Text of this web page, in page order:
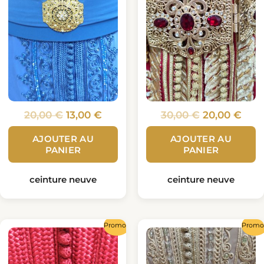
20,00€ 13,00 €
AJOUTER AU
PANIER
ceinture neuve
30,00€ 20,00 €
AJOUTER AU
PANIER
ceinture neuve
Promo !
Le
prix
initial
Le
prix
actuel
Le
prix
initial
Le
prix